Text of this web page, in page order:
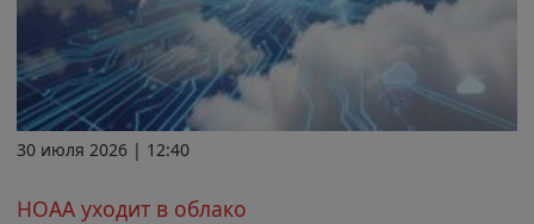
30 июля 2026 | 12:40
НОАА уходит в облако